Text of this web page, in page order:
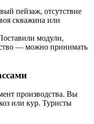
пейзаж, отсутствие
скважина или
модули,
— можно принимать
производства. Вы
или кур. Туристы